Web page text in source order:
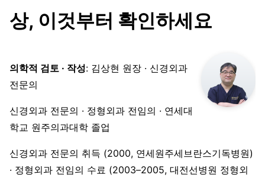
상, 이것부터 확인하세요
의학적 검토 · 작성: 김상현 원장 · 신경외과
전문의
신경외과 전문의 · 정형외과 전임의 · 연세대
학교 원주의과대학 졸업
신경외과 전문의 취득 (2000, 연세원주세브란스기독병원)
· 정형외과 전임의 수료 (2003–2005, 대전선병원 정형외